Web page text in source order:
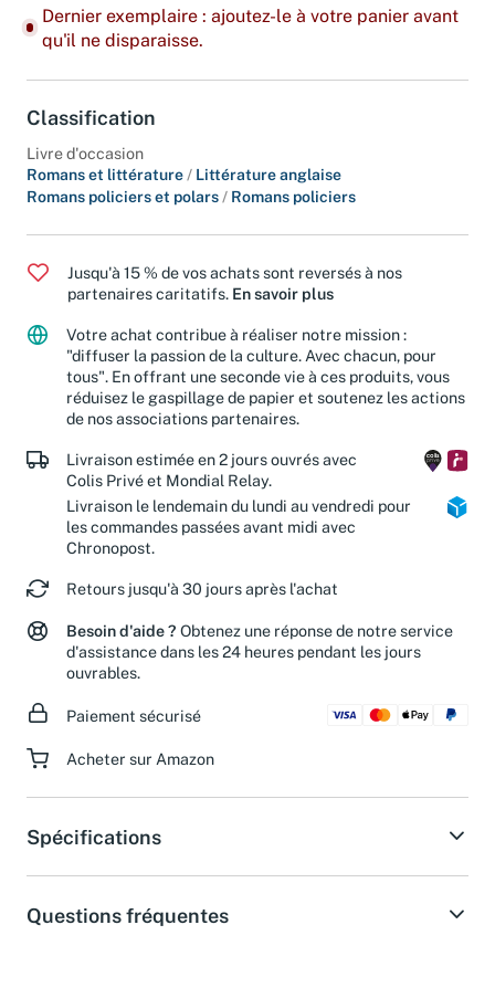
Dernier exemplaire : ajoutez-le à votre panier avant
qu'il ne disparaisse.
Classification
Livre d'occasion
Romans et littérature/ Littérature anglaise
Romans policiers et polars/ Romans policiers
Jusqu'à 15 % de vos achats sont reversés à nos
partenaires caritatifs. En savoir plus
Votre achat contribue à réaliser notre mission :
"diffuser la passion de la culture. Avec chacun, pour
tous". En offrant une seconde vie à ces produits, vous
réduisez le gaspillage de papier et soutenez les actions
de nos associations partenaires.
Livraison estimée en 2 jours ouvrés avec
Colis Privé et Mondial Relay.
Livraison le lendemain du lundi au vendredi pour
les commandes passées avant midi avec
Chronopost.
Retours jusqu'à 30 jours après l'achat
Besoin d'aide ? Obtenez une réponse de notre service
d'assistance dans les 24 heures pendant les jours
ouvrables.
Paiement sécurisé
Acheter sur Amazon
Spécifications
Questions fréquentes